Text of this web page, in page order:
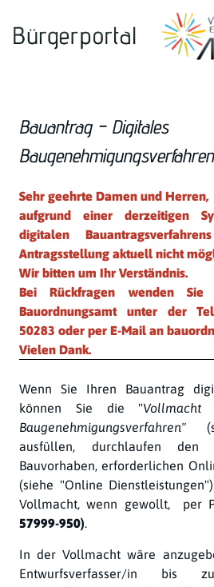
Bauantrag – Digitales
Baugenehmigungsverfahren
Kurzbeschreibung
Sehr geehrte Damen und Herren,
aufgrund einer derzeitigen
digitalen
Antragsstellung aktuell nicht
Wir bitten um Ihr Verständnis.
Bei Rückfragen wenden
Bauordnungsamt unter der
50283 oder per E-Mail an
Vielen Dank.
Beschreibung
Wenn Sie Ihren Bauantrag
können Sie die "Vollmacht
Baugenehmigungsverfahren"
ausfüllen, durchlaufen
Bauvorhaben, erforderlichen
(siehe "Online
Vollmacht, wenn gewollt, per
57999-950).
In der Vollmacht wäre
Entwurfsverfasser/in bis